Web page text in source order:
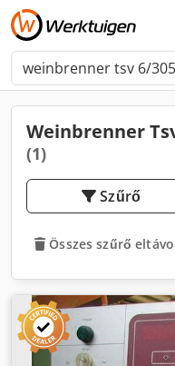
Weinbrenner
(1)
Szűrő
Összes szűrő